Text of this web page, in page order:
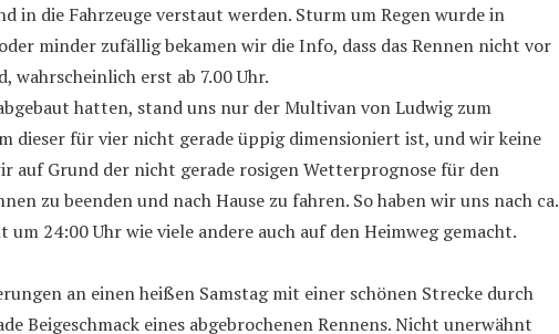
in die Fahrzeuge verstaut werden. Sturm um Regen wurde in
oder minder zufällig bekamen wir die Info, dass das Rennen nicht vor
wahrscheinlich erst ab 7.00 Uhr.
hatten, stand uns nur der Multivan von Ludwig zum
dieser für vier nicht gerade üppig dimensioniert ist, und wir keine
auf Grund der nicht gerade rosigen Wetterprognose für den
zu beenden und nach Hause zu fahren. So haben wir uns nach ca.
um 24:00 Uhr wie viele andere auch auf den Heimweg gemacht.
an einen heißen Samstag mit einer schönen Strecke durch
Beigeschmack eines abgebrochenen Rennens. Nicht unerwähnt